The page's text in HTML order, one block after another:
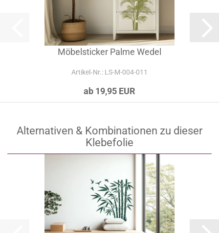
Möbelsticker Palme Wedel
Artikel‑Nr.: LS-M-004-011
ab 19,95 EUR
Alternativen & Kombinationen zu dieser
Klebefolie